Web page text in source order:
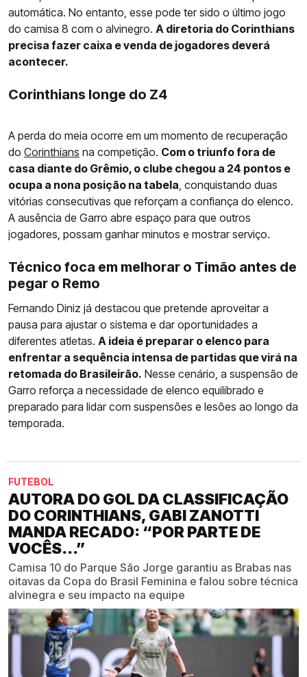
automática. No entanto, esse pode ter sido o último jogo
do camisa 8 com o alvinegro. A diretoria do Corinthians
precisa fazer caixa e venda de jogadores deverá
acontecer.
Corinthians longe do Z4
A perda do meia ocorre em um momento de recuperação
do Corinthians na competição. Com o triunfo fora de
casa diante do Grêmio, o clube chegou a 24 pontos e
ocupa a nona posição na tabela, conquistando duas
vitórias consecutivas que reforçam a confiança do elenco.
A ausência de Garro abre espaço para que outros
jogadores, possam ganhar minutos e mostrar serviço.
Técnico foca em melhorar o Timão antes de
pegar o Remo
Fernando Diniz já destacou que pretende aproveitar a
pausa para ajustar o sistema e dar oportunidades a
diferentes atletas. A ideia é preparar o elenco para
enfrentar a sequência intensa de partidas que virá na
retomada do Brasileirão. Nesse cenário, a suspensão de
Garro reforça a necessidade de elenco equilibrado e
preparado para lidar com suspensões e lesões ao longo da
temporada.
FUTEBOL
AUTORA DO GOL DA CLASSIFICAÇÃO
DO CORINTHIANS, GABI ZANOTTI
MANDA RECADO: “POR PARTE DE
VOCÊS...”
Camisa 10 do Parque São Jorge garantiu as Brabas nas
oitavas da Copa do Brasil Feminina e falou sobre técnica
alvinegra e seu impacto na equipe